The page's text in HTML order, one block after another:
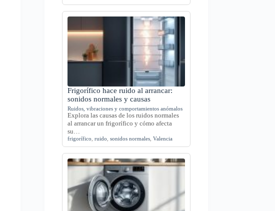
Frigorífico hace ruido al arrancar:
sonidos normales y causas
Ruidos, vibraciones y comportamientos anómalos
Explora las causas de los ruidos normales
al arrancar un frigorífico y cómo afecta
su…
frigorífico ,ruido ,sonidos normales ,Valencia